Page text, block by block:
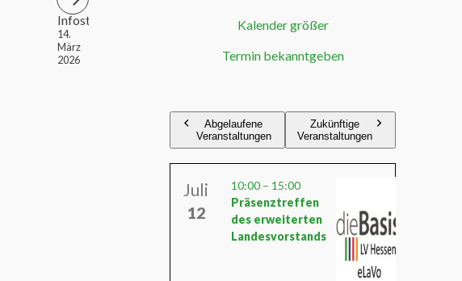
Infostand
14.
März
2026
Kalender größer
Termin bekanntgeben
Abgelaufene
Veranstaltungen
Zukünftige
Veranstaltungen
Juli
12
10:00 – 15:00
Präsenztreffen
des erweiterten
Landesvorstands